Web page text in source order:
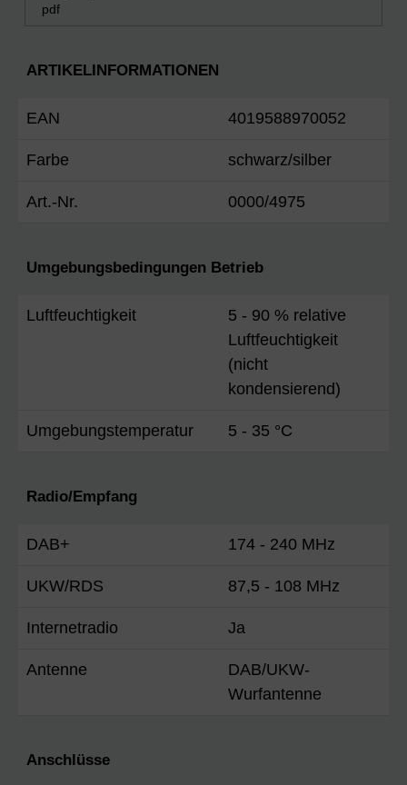
pdf
ARTIKELINFORMATIONEN
EAN 4019588970052
Farbe schwarz/silber
Art.-Nr. 0000/4975
Umgebungsbedingungen Betrieb
Luftfeuchtigkeit
5 - 90 % relative
Luftfeuchtigkeit
(nicht
kondensierend)
Umgebungstemperatur 5 - 35 °C
Radio/Empfang
DAB+ 174 - 240 MHz
UKW/RDS 87,5 - 108 MHz
Internetradio Ja
Antenne
DAB/UKW-
Wurfantenne
Anschlüsse